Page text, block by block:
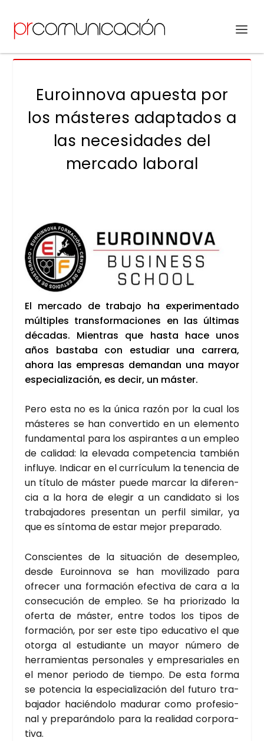
Euroinnova apuesta por
los másteres adaptados a
las necesidades del
mercado laboral
El mer­ca­do de tra­ba­jo ha expe­ri­men­ta­do
múl­ti­ples trans­for­ma­cio­nes en las últi­mas
déca­das. Mien­tras que has­ta hace unos
años bas­ta­ba con estu­diar una carre­ra,
aho­ra las empre­sas deman­dan una mayor
espe­cia­li­za­ción, es decir, un más­ter.
Pero esta no es la úni­ca razón por la cual los
más­te­res se han con­ver­ti­do en un ele­men­to
fun­da­men­tal para los aspi­ran­tes a un empleo
de cali­dad: la ele­va­da com­pe­ten­cia tam­bién
influ­ye. Indi­car en el currí­cu­lum la tenen­cia de
un títu­lo de más­ter pue­de mar­car la dife­ren­
cia a la hora de ele­gir a un can­di­da­to si los
tra­ba­ja­do­res pre­sen­tan un per­fil simi­lar, ya
que es sín­to­ma de estar mejor pre­pa­ra­do.
Cons­cien­tes de la situa­ción de des­em­pleo,
des­de Euro­in­no­va se han movi­li­za­do para
ofre­cer una for­ma­ción efec­ti­va de cara a la
con­se­cu­ción de empleo. Se ha prio­ri­za­do la
ofer­ta de más­ter, entre todos los tipos de
for­ma­ción, por ser este tipo edu­ca­ti­vo el que
otor­ga al estu­dian­te un mayor núme­ro de
herra­mien­tas per­so­na­les y empre­sa­ria­les en
el menor perio­do de tiem­po. De esta for­ma
se poten­cia la espe­cia­li­za­ción del futu­ro tra­
ba­ja­dor hacién­do­lo madu­rar como pro­fe­sio­
nal y pre­pa­rán­do­lo para la reali­dad cor­po­ra­
ti­va.